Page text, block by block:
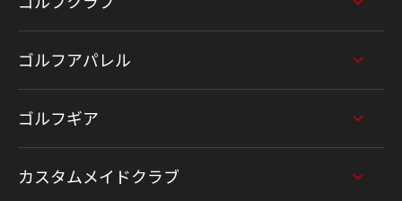
ゴルフアパレル
ゴルフギア
カスタムメイドクラブ